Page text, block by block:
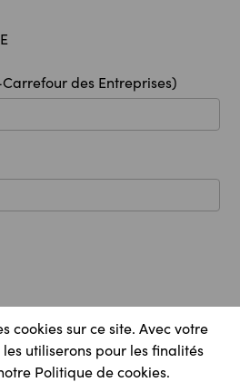
cookies sur ce site. Avec votre
utiliserons pour les finalités
Politique de cookies.
des Entreprises)